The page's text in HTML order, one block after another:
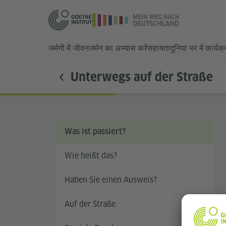
जर्मनी में जीवनजर्मन का अभ्यास करेंसहायतादुनिया भर में
Unterwegs auf der Straße
Was ist passiert?
Wie heißt das?
Haben Sie einen Ausweis?
Auf der Straße